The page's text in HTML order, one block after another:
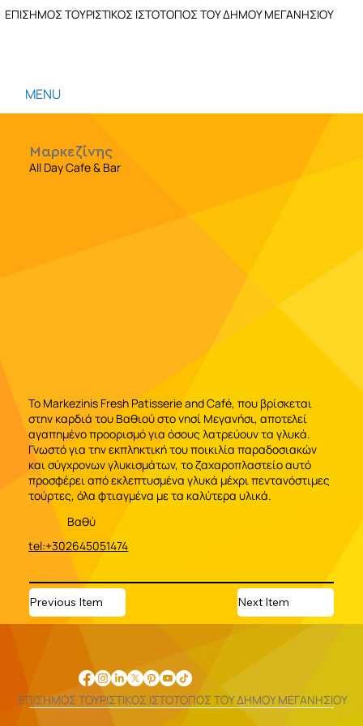
ΕΠΙΣΗΜΟΣ ΤΟΥΡΙΣΤΙΚΟΣ ΙΣΤΟΤΟΠΟΣ ΤΟΥ ΔΗΜΟΥ ΜΕΓΑΝΗΣΙΟΥ
MENU
Μαρκεζίνης
All Day Cafe & Bar
Το Markezinis Fresh Patisserie and Café, που βρίσκεται
στην καρδιά του Βαθιού στο νησί Μεγανήσι, αποτελεί
αγαπημένο προορισμό για όσους λατρεύουν τα γλυκά.
Γνωστό για την εκπληκτική του ποικιλία παραδοσιακών
και σύγχρονων γλυκισμάτων, το ζαχαροπλαστείο αυτό
προσφέρει από εκλεπτυσμένα γλυκά μέχρι πεντανόστιμες
τούρτες, όλα φτιαγμένα με τα καλύτερα υλικά.
Βαθύ
tel:+302645051474
Next Item
Previous Item
ΕΠΙΣΗΜΟΣ ΤΟΥΡΙΣΤΙΚΟΣ ΙΣΤΟΤΟΠΟΣ ΤΟΥ ΔΗΜΟΥ ΜΕΓΑΝΗΣΙΟΥ